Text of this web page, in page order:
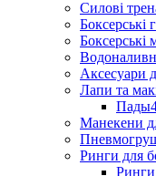
Силові
Боксерські
Боксерські
Аксесуари
Лапи та
Пады
Манекени
Ринги для